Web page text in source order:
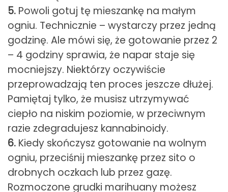
5. Powoli gotuj tę mieszankę na małym
ogniu. Technicznie – wystarczy przez jedną
godzinę. Ale mówi się, że gotowanie przez 2
– 4 godziny sprawia, że napar staje się
mocniejszy. Niektórzy oczywiście
przeprowadzają ten proces jeszcze dłużej.
Pamiętaj tylko, że musisz utrzymywać
ciepło na niskim poziomie, w przeciwnym
razie zdegradujesz kannabinoidy.
6. Kiedy skończysz gotowanie na wolnym
ogniu, przeciśnij mieszankę przez sito o
drobnych oczkach lub przez gazę.
Rozmoczone grudki marihuany możesz